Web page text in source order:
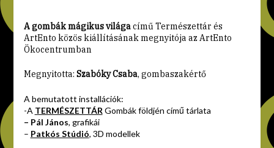
A gombák mágikus világacímű Természettár és
ArtEnto közös kiállításának megnyitója az ArtEnto
Ökocentrumban
Megnyitotta: Szabóky Csaba, gombaszakértő
A bemutatott installációk:
-A TERMÉSZETTÁRGombák földjén című tárlata
– Pál János, grafikái
– Patkós Stúdió, 3D modellek